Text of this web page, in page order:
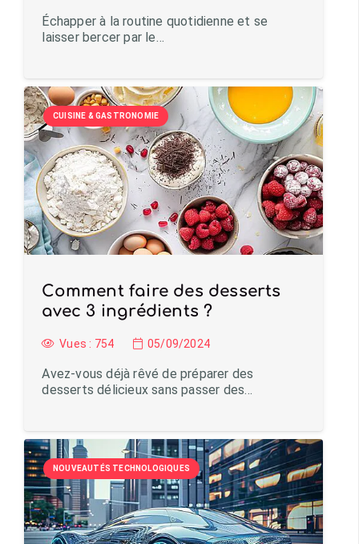
Échapper à la routine quotidienne et se
laisser bercer par le…
CUISINE & GASTRONOMIE
Comment faire des desserts
avec 3 ingrédients ?
Vues : 754 05/09/2024
Avez-vous déjà rêvé de préparer des
desserts délicieux sans passer des…
NOUVEAUTÉS TECHNOLOGIQUES